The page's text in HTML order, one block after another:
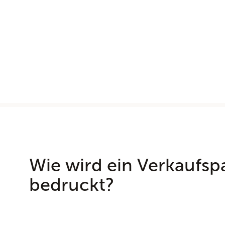
Wie wird ein
bedruckt?